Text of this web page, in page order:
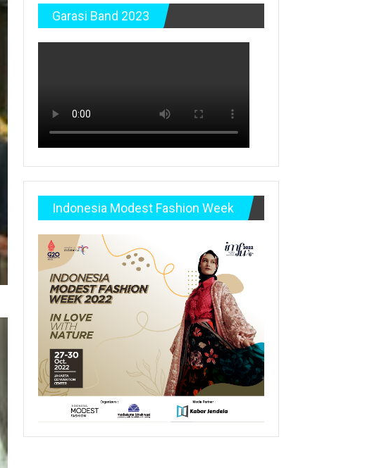
Garasi Band 2023
Indonesia Modest Fashion Week